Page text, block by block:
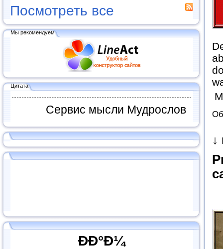
Посмотреть все
Мы рекомендуем
Цитата
Сервис мысли Мудрослов
ÐÐ°Ð¼